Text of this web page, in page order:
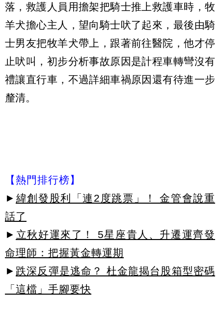
落，救護人員用擔架把騎士推上救護車時，牧
羊犬擔心主人，望向騎士吠了起來，最後由騎
士男友把牧羊犬帶上，跟著前往醫院，他才停
止吠叫，初步分析事故原因是計程車轉彎沒有
禮讓直行車，不過詳細車禍原因還有待進一步
釐清。
【熱門排行榜】
► 緯創發股利「連2度跳票」！ 金管會說重
話了
► 立秋好運來了！ 5星座貴人、升遷運齊發
命理師：把握黃金轉運期
► 跌深反彈是逃命？ 杜金龍揭台股箱型密碼
「這檔」手腳要快